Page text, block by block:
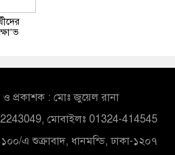
ও প্রকাশক : মোঃ জুয়েল রানা
মোবাইলঃ 01324-414545
এ শুক্রাবাদ, ধানমন্ডি, ঢাকা-১২০৭